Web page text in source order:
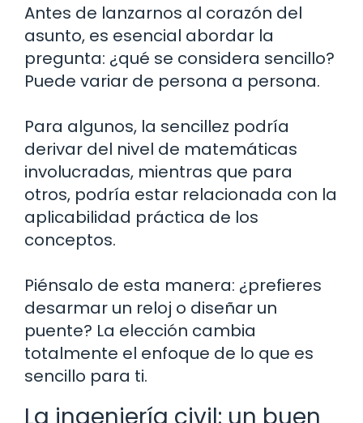
Antes de lanzarnos al corazón del
asunto, es esencial abordar la
pregunta: ¿qué se considera sencillo?
Puede variar de persona a persona.
Para algunos, la sencillez podría
derivar del nivel de matemáticas
involucradas, mientras que para
otros, podría estar relacionada con la
aplicabilidad práctica de los
conceptos.
Piénsalo de esta manera: ¿prefieres
desarmar un reloj o diseñar un
puente? La elección cambia
totalmente el enfoque de lo que es
sencillo para ti.